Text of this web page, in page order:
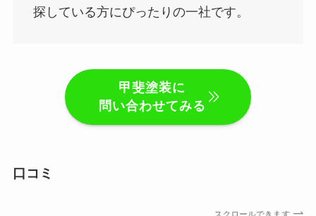
探している方にぴったりの一社です。
甲斐塗装に
問い合わせてみる
口コミ